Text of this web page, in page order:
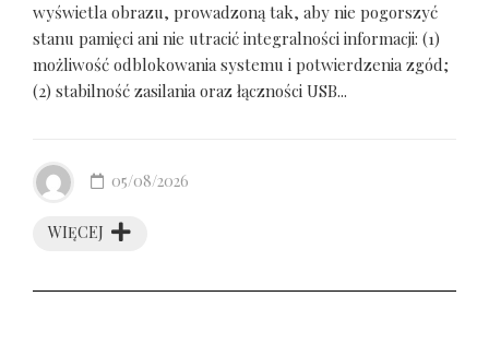
wyświetla obrazu, prowadzoną tak, aby nie pogorszyć
stanu pamięci ani nie utracić integralności informacji: (1)
możliwość odblokowania systemu i potwierdzenia zgód;
(2) stabilność zasilania oraz łączności USB...
WIĘCEJ
05/08/2026